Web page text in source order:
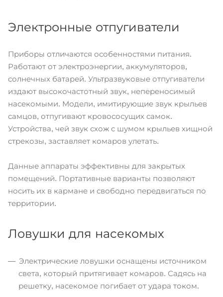
Электронные отпугиватели
Приборы отличаются особенностями питания.
Работают от электроэнергии, аккумуляторов,
солнечных батарей. Ультразвуковые отпугиватели
издают высокочастотный звук, непереносимый
насекомыми. Модели, имитирующие звук крыльев
самцов, отпугивают кровососущих самок.
Устройства, чей звук схож с шумом крыльев хищной
стрекозы, заставляет комаров улетать.
Данные аппараты эффективны для закрытых
помещений. Портативные варианты позволяют
носить их в кармане и свободно передвигаться по
территории.
Ловушки для насекомых
Электрические ловушки оснащены источником
света, который притягивает комаров. Садясь на
решетку, насекомое погибает от удара током.